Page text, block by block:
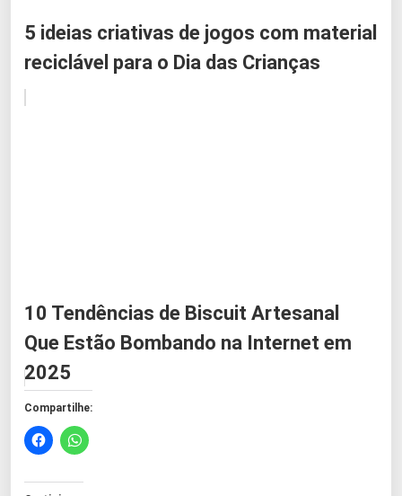
5 ideias criativas de jogos com material
reciclável para o Dia das Crianças
10 Tendências de Biscuit Artesanal
Que Estão Bombando na Internet em
2025
Compartilhe: